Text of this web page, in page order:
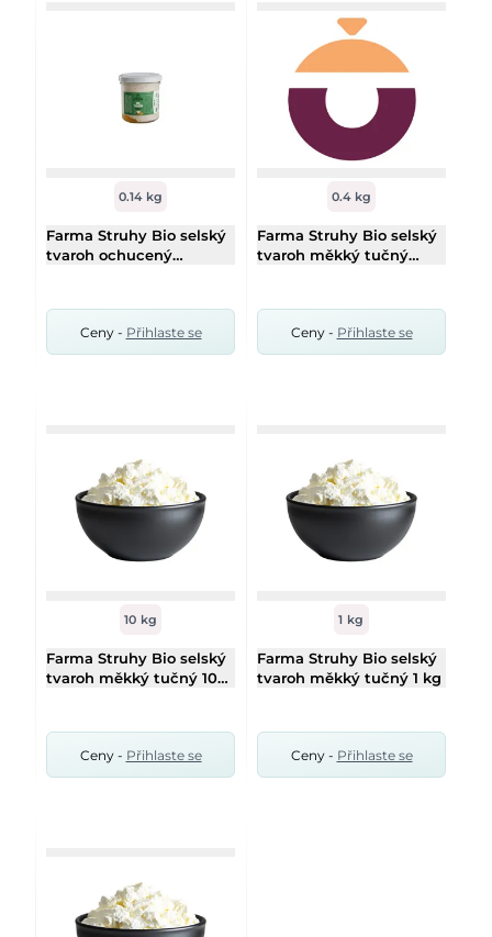
0.14 kg
Farma Struhy Bio selský
tvaroh ochucený
Ceny - Přihlaste se
0.4 kg
Farma Struhy Bio selský
tvaroh měkký tučný
Ceny - Přihlaste se
10 kg
Farma Struhy Bio selský
tvaroh měkký tučný 10
Ceny - Přihlaste se
1 kg
Farma Struhy Bio selský
tvaroh měkký tučný 1 kg
Ceny - Přihlaste se